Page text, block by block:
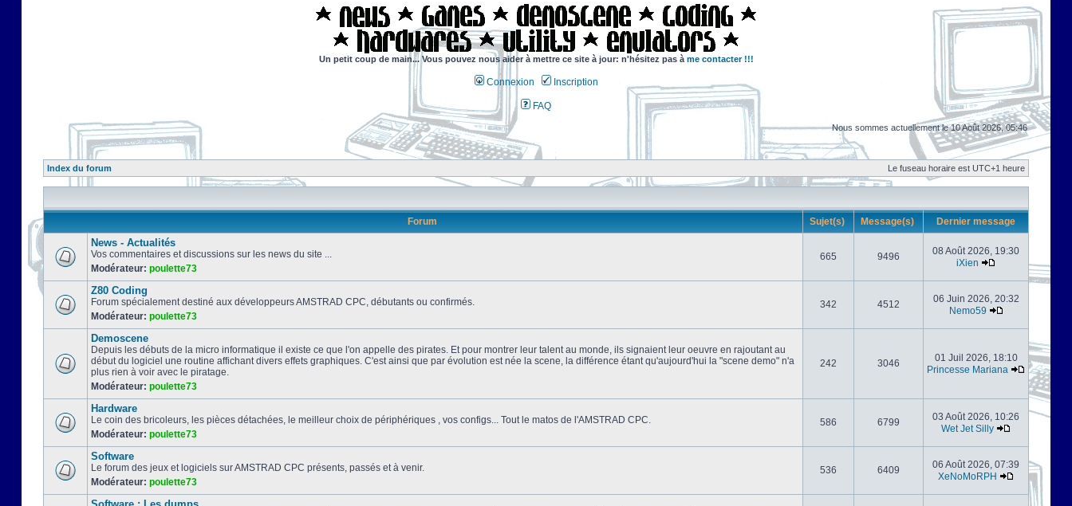
Un petit coup de main... Vous pouvez nous aider à mettre ce site à jour: n'hésitez pas à me contacter !!!
Connexion Inscription
FAQ
Nous sommes actuellement le 10 Août 2026, 05:46
Index du forum Le fuseau horaire est UTC+1 heure
Forum Sujet(s) Message(s) Dernier message
News - Actualités
Vos commentaires et discussions sur les news du site ...
Modérateur: poulette73
665 9496
08 Août 2026, 19:30
iXien
Z80 Coding
Forum spécialement destiné aux développeurs AMSTRAD CPC, débutants ou confirmés.
Modérateur: poulette73
342 4512
06 Juin 2026, 20:32
Nemo59
Demoscene
Depuis les débuts de la micro informatique il existe ce que l'on appelle des pirates. Et pour montrer leur talent au monde, ils signaient leur oeuvre en rajoutant au
début du logiciel une routine affichant divers effets graphiques. C'est ainsi que par évolution est née la scene, la différence étant qu'aujourd'hui la "scene demo" n'a
plus rien à voir avec le piratage.
Modérateur: poulette73
242 3046
01 Juil 2026, 18:10
Princesse Mariana
Hardware
Le coin des bricoleurs, les pièces détachées, le meilleur choix de périphériques , vos configs... Tout le matos de l'AMSTRAD CPC.
Modérateur: poulette73
586 6799
03 Août 2026, 10:26
Wet Jet Silly
Software
Le forum des jeux et logiciels sur AMSTRAD CPC présents, passés et à venir.
Modérateur: poulette73
536 6409
06 Août 2026, 07:39
XeNoMoRPH